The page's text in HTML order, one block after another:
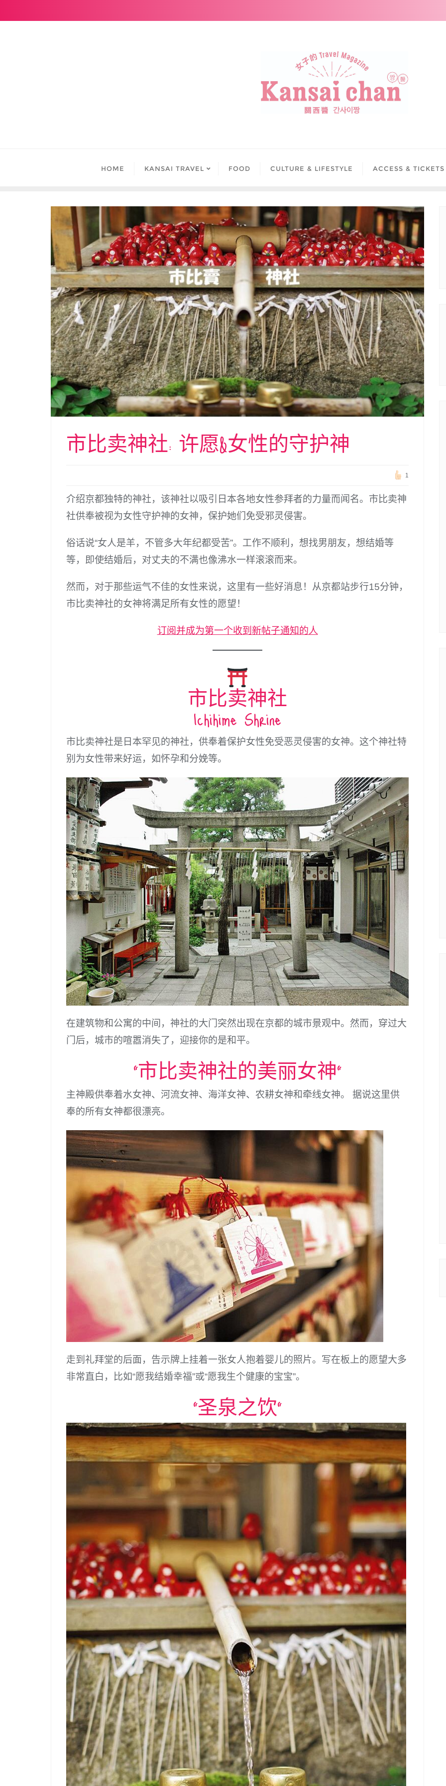
HOME KANSAI TRAVEL FOOD CULTURE & LIFESTYLE ACCESS & TICKETS
市比卖神社: 许愿&女性的守护神
1
介绍京都独特的神社，该神社以吸引日本各地女性参拜者的力量而闻名。市比卖神
社供奉被视为女性守护神的女神，保护她们免受邪灵侵害。
俗话说“女人是羊，不管多大年纪都受苦”。工作不顺利，想找男朋友，想结婚等
等，即使结婚后，对丈夫的不满也像沸水一样滚滚而来。
然而，对于那些运气不佳的女性来说，这里有一些好消息！从京都站步行15分钟，
市比卖神社的女神将满足所有女性的愿望！
订阅并成为第一个收到新帖子通知的人
市比卖神社
Ichihime Shrine
市比卖神社是日本罕见的神社，供奉着保护女性免受恶灵侵害的女神。这个神社特
别为女性带来好运，如怀孕和分娩等。
在建筑物和公寓的中间，神社的大门突然出现在京都的城市景观中。然而，穿过大
门后，城市的喧嚣消失了，迎接你的是和平。
“市比卖神社的美丽女神”
主神殿供奉着水女神、河流女神、海洋女神、农耕女神和牵线女神。 据说这里供
奉的所有女神都很漂亮。
走到礼拜堂的后面，告示牌上挂着一张女人抱着婴儿的照片。写在板上的愿望大多
非常直白，比如“愿我结婚幸福”或“愿我生个健康的宝宝”。
“圣泉之饮”